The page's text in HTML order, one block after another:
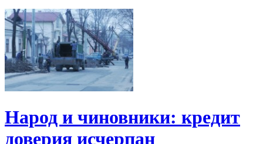
Народ и чиновники: кредит
доверия исчерпан